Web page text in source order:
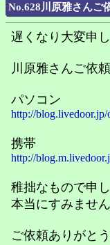
No.628川原雅さんご
遅くなり大変申
川原雅さんご依
パソコン
http://blog.livedoor.jp/
携帯
http://
稚拙なもので申
本当にすみません
ご依頼ありがと